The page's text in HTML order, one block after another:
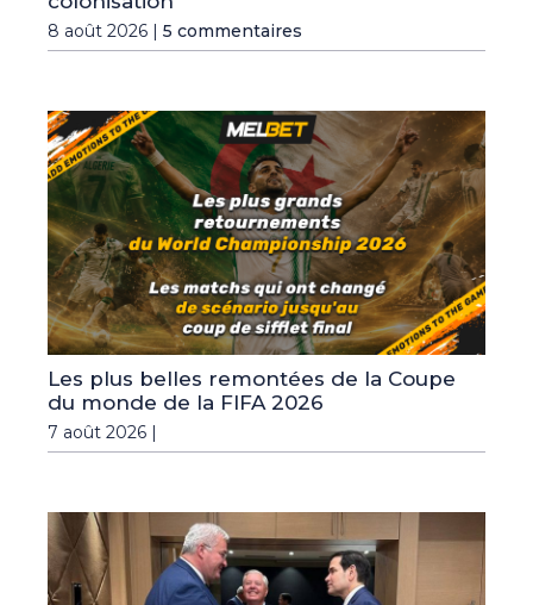
8 août 2026 | 5 commentaires
Les plus belles remontées de la Coupe
du monde de la FIFA 2026
7 août 2026 |